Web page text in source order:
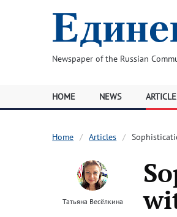
Newspaper of the Russian
HOME NEWS
Home Articles
Татьяна Весёлкина